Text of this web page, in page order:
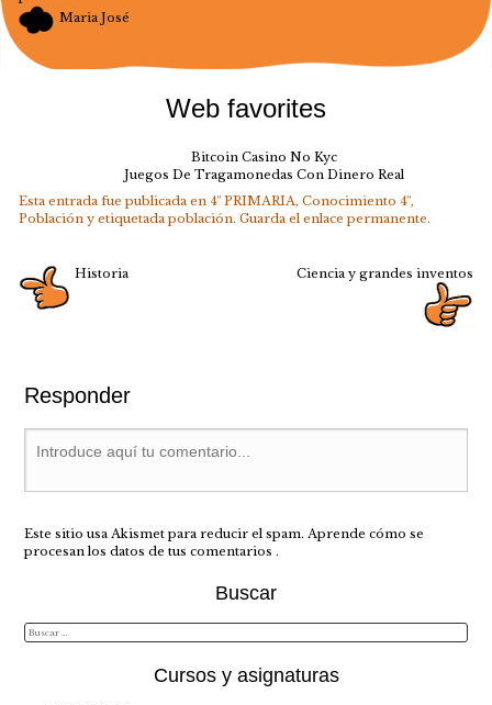
Maria José
Web favorites
Bitcoin Casino No Kyc
Juegos De Tragamonedas Con Dinero Real
Esta entrada fue publicada en 4º PRIMARIA, Conocimiento 4º,
Poblacióny etiquetadapoblación. Guarda el enlace permanente.
Historia Ciencia y grandes inventos
Responder
Este sitio usa Akismet para reducir el spam. Aprende cómo se
procesan los datos de tus comentarios .
Buscar
Cursos y asignaturas